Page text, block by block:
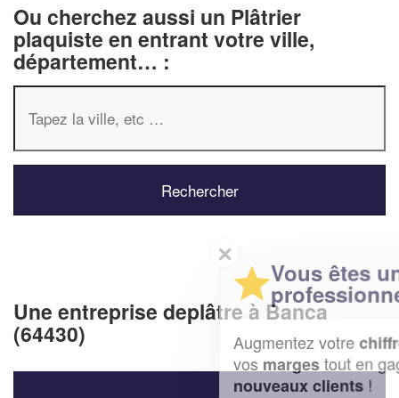
Ou cherchez aussi un Plâtrier
plaquiste en entrant votre ville,
département… :
Une entreprise deplâtre à Banca
(64430)
Vous êtes un
professionnel ?
Augmentez votrechiffre d'affaireset
tout en gagnant de
nouveaux clients!